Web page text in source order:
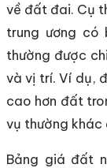
về đất đai. Cụ
trung ương có
thường được
và vị trí. Ví dụ,
cao hơn đất
vụ thường khác
Bảng giá đất